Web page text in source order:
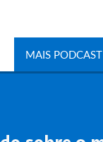
MAIS PODCAST